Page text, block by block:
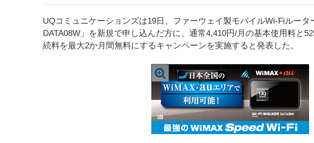
UQコミュニケーションズは19日、ファーウェイ製モバイルWi-Fiルータ
DATA08W」を新規で申し込んだ方に、通常4,410円/月の基本使用料と
続料を最大2か月間無料にするキャンペーンを実施すると発表した。